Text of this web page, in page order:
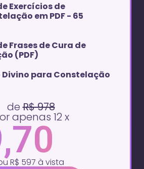
Exercícios de
em PDF - 65
Frases de Cura de
(PDF)
para Constelação
deR$ 978
apenas 12 x
R$ 597 à vista